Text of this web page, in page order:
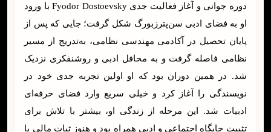
دوره جوانی و آغاز فعالیت جدی Fyodor Dostoevsky با ورود
او به فضای ادبی سن‌پترزبورگ شکل گرفت؛ جایی که پس از
پایان تحصیل در آکادمی مهندسی نظامی، به‌تدریج از مسیر
نظامی فاصله گرفت و به محافل ادبی و روشنفکری نزدیک
شد. در همین دوران بود که او اولین تجربه جدی خود در
نویسندگی را آغاز کرد و خیلی سریع وارد فضای حرفه‌ای
ادبیات شد. این مرحله از زندگی او، بیشتر با تلاش برای
تثبیت جایگاه اجتماعی و ادبی همراه بود و هنوز ثبات مالی یا